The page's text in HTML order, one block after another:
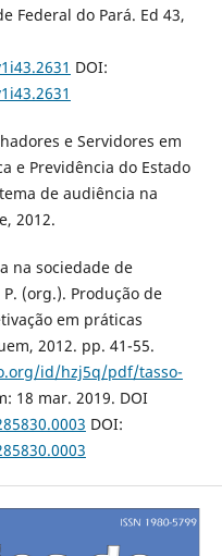
Federal do Pará. Ed 43,
DOI:
e Servidores em
e Previdência do Estado
de audiência na
2012.
na sociedade de
P. (org.). Produção de
em práticas
2012. pp. 41-55.
id/hzj5q/pdf/tasso-
18 mar. 2019. DOI
DOI: